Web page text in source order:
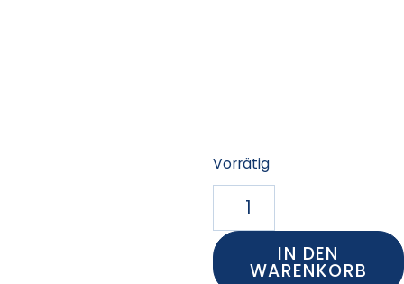
Vorrätig
IN DEN
WARENKORB